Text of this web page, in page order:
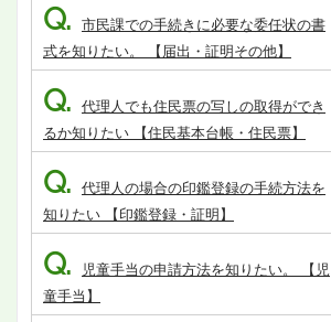
Q. 市民課での手続きに必要な委任状の書
式を知りたい。 【届出・証明その他】
Q. 代理人でも住民票の写しの取得ができ
るか知りたい 【住民基本台帳・住民票】
Q. 代理人の場合の印鑑登録の手続方法を
知りたい 【印鑑登録・証明】
Q.
児童手当の申請方法を知りたい。 【児
童手当】